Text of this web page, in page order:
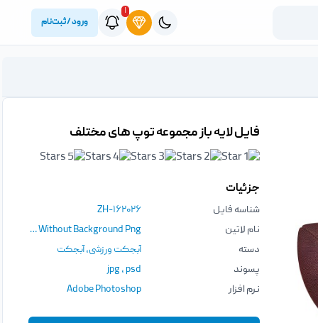
۱
ورود / ثبت‌نام
فایل لایه باز مجموعه توپ های مختلف
جزئیات
شناسه فایل
ZH-۱۶۲۰۲۶
نام لاتین
Ball Photo Without Background Png
دسته
آبجکت ورزشی,آبجکت
پسوند
jpg ،psd
نرم افزار
Adobe Photoshop